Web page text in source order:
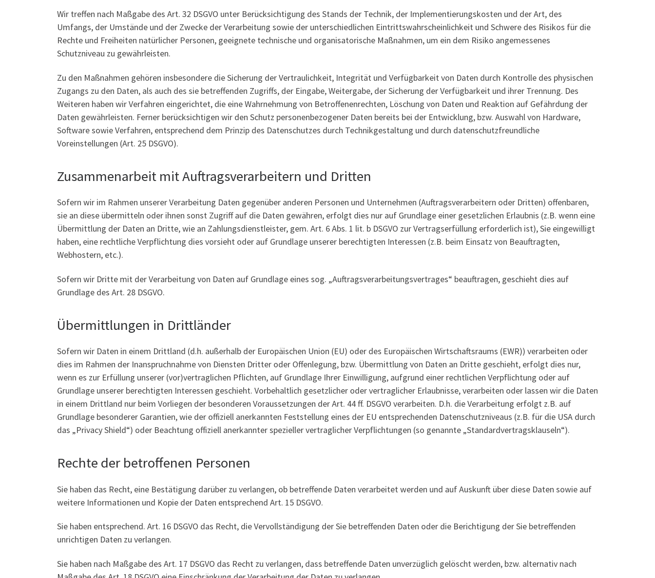
Wir treffen nach Maßgabe des Art. 32 DSGVO unter Berücksichtigung des Stands der Technik, der Implementierungskosten und der Art, des
Umfangs, der Umstände und der Zwecke der Verarbeitung sowie der unterschiedlichen Eintrittswahrscheinlichkeit und Schwere des Risikos für die
Rechte und Freiheiten natürlicher Personen, geeignete technische und organisatorische Maßnahmen, um ein dem Risiko angemessenes
Schutzniveau zu gewährleisten.
Zu den Maßnahmen gehören insbesondere die Sicherung der Vertraulichkeit, Integrität und Verfügbarkeit von Daten durch Kontrolle des physischen
Zugangs zu den Daten, als auch des sie betreffenden Zugriffs, der Eingabe, Weitergabe, der Sicherung der Verfügbarkeit und ihrer Trennung. Des
Weiteren haben wir Verfahren eingerichtet, die eine Wahrnehmung von Betroffenenrechten, Löschung von Daten und Reaktion auf Gefährdung der
Daten gewährleisten. Ferner berücksichtigen wir den Schutz personenbezogener Daten bereits bei der Entwicklung, bzw. Auswahl von Hardware,
Software sowie Verfahren, entsprechend dem Prinzip des Datenschutzes durch Technikgestaltung und durch datenschutzfreundliche
Voreinstellungen (Art. 25 DSGVO).
Zusammenarbeit mit Auftragsverarbeitern und Dritten
Sofern wir im Rahmen unserer Verarbeitung Daten gegenüber anderen Personen und Unternehmen (Auftragsverarbeitern oder Dritten) offenbaren,
sie an diese übermitteln oder ihnen sonst Zugriff auf die Daten gewähren, erfolgt dies nur auf Grundlage einer gesetzlichen Erlaubnis (z.B. wenn eine
Übermittlung der Daten an Dritte, wie an Zahlungsdienstleister, gem. Art. 6 Abs. 1 lit. b DSGVO zur Vertragserfüllung erforderlich ist), Sie eingewilligt
haben, eine rechtliche Verpflichtung dies vorsieht oder auf Grundlage unserer berechtigten Interessen (z.B. beim Einsatz von Beauftragten,
Webhostern, etc.).
Sofern wir Dritte mit der Verarbeitung von Daten auf Grundlage eines sog. „Auftragsverarbeitungsvertrages“ beauftragen, geschieht dies auf
Grundlage des Art. 28 DSGVO.
Übermittlungen in Drittländer
Sofern wir Daten in einem Drittland (d.h. außerhalb der Europäischen Union (EU) oder des Europäischen Wirtschaftsraums (EWR)) verarbeiten oder
dies im Rahmen der Inanspruchnahme von Diensten Dritter oder Offenlegung, bzw. Übermittlung von Daten an Dritte geschieht, erfolgt dies nur,
wenn es zur Erfüllung unserer (vor)vertraglichen Pflichten, auf Grundlage Ihrer Einwilligung, aufgrund einer rechtlichen Verpflichtung oder auf
Grundlage unserer berechtigten Interessen geschieht. Vorbehaltlich gesetzlicher oder vertraglicher Erlaubnisse, verarbeiten oder lassen wir die Daten
in einem Drittland nur beim Vorliegen der besonderen Voraussetzungen der Art. 44 ff. DSGVO verarbeiten. D.h. die Verarbeitung erfolgt z.B. auf
Grundlage besonderer Garantien, wie der offiziell anerkannten Feststellung eines der EU entsprechenden Datenschutzniveaus (z.B. für die USA durch
das „Privacy Shield“) oder Beachtung offiziell anerkannter spezieller vertraglicher Verpflichtungen (so genannte „Standardvertragsklauseln“).
Rechte der betroffenen Personen
Sie haben das Recht, eine Bestätigung darüber zu verlangen, ob betreffende Daten verarbeitet werden und auf Auskunft über diese Daten sowie auf
weitere Informationen und Kopie der Daten entsprechend Art. 15 DSGVO.
Sie haben entsprechend. Art. 16 DSGVO das Recht, die Vervollständigung der Sie betreffenden Daten oder die Berichtigung der Sie betreffenden
unrichtigen Daten zu verlangen.
Sie haben nach Maßgabe des Art. 17 DSGVO das Recht zu verlangen, dass betreffende Daten unverzüglich gelöscht werden, bzw. alternativ nach